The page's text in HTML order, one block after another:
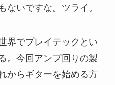
ないですな。ツライ。
界でプレイテックとい
。今回アンプ回りの製
からギターを始める方